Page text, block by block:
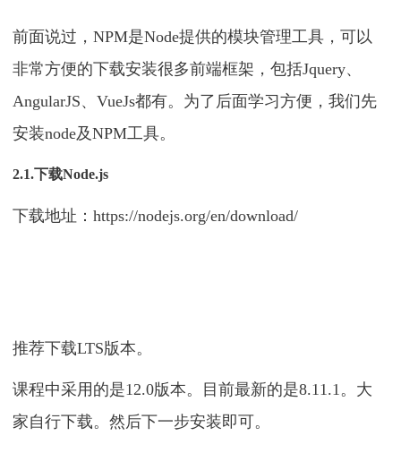
前面说过，NPM是Node提供的模块管理工具，可以
非常方便的下载安装很多前端框架，包括Jquery、
AngularJS、VueJs都有。为了后面学习方便，我们先
安装node及NPM工具。
2.1.下载Node.js
下载地址：https://nodejs.org/en/download/
推荐下载LTS版本。
课程中采用的是12.0版本。目前最新的是8.11.1。大
家自行下载。然后下一步安装即可。